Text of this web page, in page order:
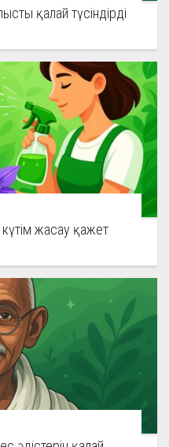
қалай түсіндірді
жасау қажет